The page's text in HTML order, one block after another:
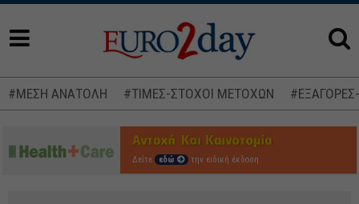
#ΜΕΣΗ ΑΝΑΤΟΛΗ #ΤΙΜΕΣ-ΣΤΟΧΟΙ ΜΕΤΟΧΩΝ
Δείτε εδώ την ειδική έκδοση